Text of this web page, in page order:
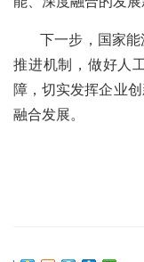
下一步，国家
推进机制，做好人
障，切实发挥企业
融合发展。